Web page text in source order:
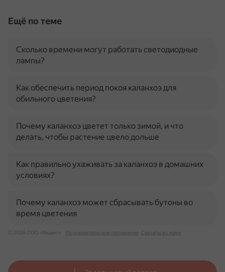
Ещё по теме
Сколько времени могут работать светодиодные
лампы?
Как обеспечить период покоя каланхоэ для
обильного цветения?
Почему каланхоэ цветет только зимой, и что
делать, чтобы растение цвело дольше
Как правильно ухаживать за каланхоэ в домашних
условиях?
Почему каланхоэ может сбрасывать бутоны во
время цветения
© 2026 ООО «Яндекс» Пользовательское соглашение Связаться с нами